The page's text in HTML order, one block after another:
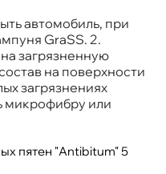
автомобиль, при
GraSS. 2.
загрязненную
на поверхности
загрязнениях
микрофибру или
пятен "Antibitum" 5